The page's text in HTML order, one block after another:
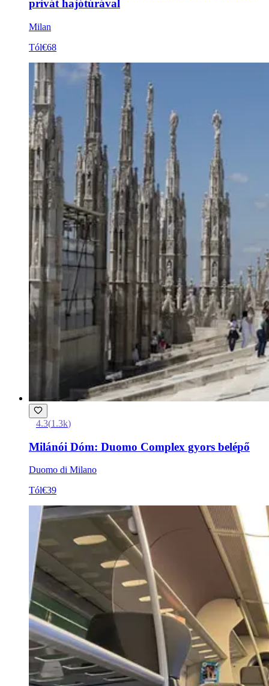
privát hajótúrával
Milan
Tól€68
4.3(1.3k)
Milánói Dóm: Duomo Complex gyors belépő
Duomo di Milano
Tól€39